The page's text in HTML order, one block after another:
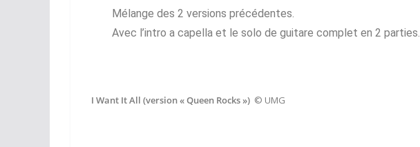
Mélange des 2 versions précédentes.
Avec l’intro a capella et le solo de guitare complet en 2 parties.
I Want It All (version « Queen Rocks ») © UMG